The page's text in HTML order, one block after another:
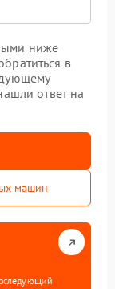
ниже
в
ответ на
машин